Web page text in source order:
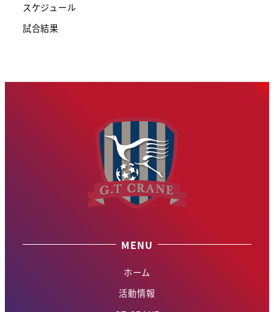
スケジュール
試合結果
MENU
ホーム
活動情報